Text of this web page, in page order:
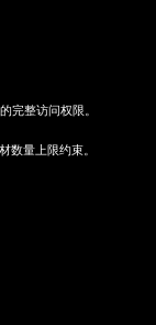
完整访问权限。
数量上限约束。